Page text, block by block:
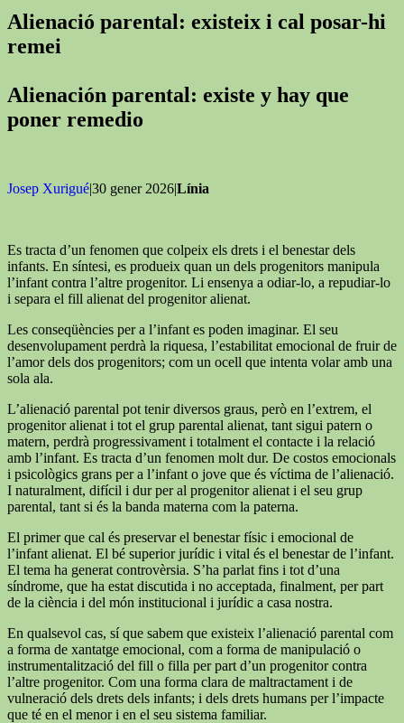
Alienació parental: existeix i cal posar-hi
remei
Alienación parental: existe y hay que
poner remedio
Josep Xurigué|30 gener 2026|Línia
Es tracta d’un fenomen que colpeix els drets i el benestar dels
infants. En síntesi, es produeix quan un dels progenitors manipula
l’infant contra l’altre progenitor. Li ensenya a odiar-lo, a repudiar-lo
i separa el fill alienat del progenitor alienat.
Les conseqüències per a l’infant es poden imaginar. El seu
desenvolupament perdrà la riquesa, l’estabilitat emocional de fruir de
l’amor dels dos progenitors; com un ocell que intenta volar amb una
sola ala.
L’alienació parental pot tenir diversos graus, però en l’extrem, el
progenitor alienat i tot el grup parental alienat, tant sigui patern o
matern, perdrà progressivament i totalment el contacte i la relació
amb l’infant. Es tracta d’un fenomen molt dur. De costos emocionals
i psicològics grans per a l’infant o jove que és víctima de l’alienació.
I naturalment, difícil i dur per al progenitor alienat i el seu grup
parental, tant si és la banda materna com la paterna.
El primer que cal és preservar el benestar físic i emocional de
l’infant alienat. El bé superior jurídic i vital és el benestar de l’infant.
El tema ha generat controvèrsia. S’ha parlat fins i tot d’una
síndrome, que ha estat discutida i no acceptada, finalment, per part
de la ciència i del món institucional i jurídic a casa nostra.
En qualsevol cas, sí que sabem que existeix l’alienació parental com
a forma de xantatge emocional, com a forma de manipulació o
instrumentalització del fill o filla per part d’un progenitor contra
l’altre progenitor. Com una forma clara de maltractament i de
vulneració dels drets dels infants; i dels drets humans per l’impacte
que té en el menor i en el seu sistema familiar.